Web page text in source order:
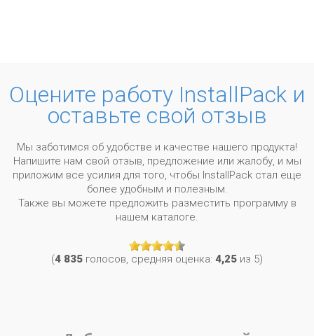
Оцените работу InstallPack и
оставьте свой отзыв
Мы заботимся об удобстве и качестве нашего продукта!
Напишите нам свой отзыв, предложение или жалобу, и мы
приложим все усилия для того, чтобы InstallPack стал еще
более удобным и полезным.
Также вы можете предложить разместить программу в
нашем каталоге.
(4 835 голосов, средняя оценка: 4,25 из 5)